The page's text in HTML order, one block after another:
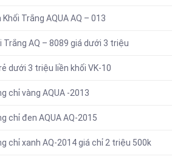
Trắng AQUA AQ – 013
Trắng AQ – 8089 giá dưới 3 triệu
dưới 3 triệu liền khối VK-10
chỉ vàng AQUA -2013
chỉ đen AQUA AQ-2015
chỉ xanh AQ-2014 giá chỉ 2 triệu 500k